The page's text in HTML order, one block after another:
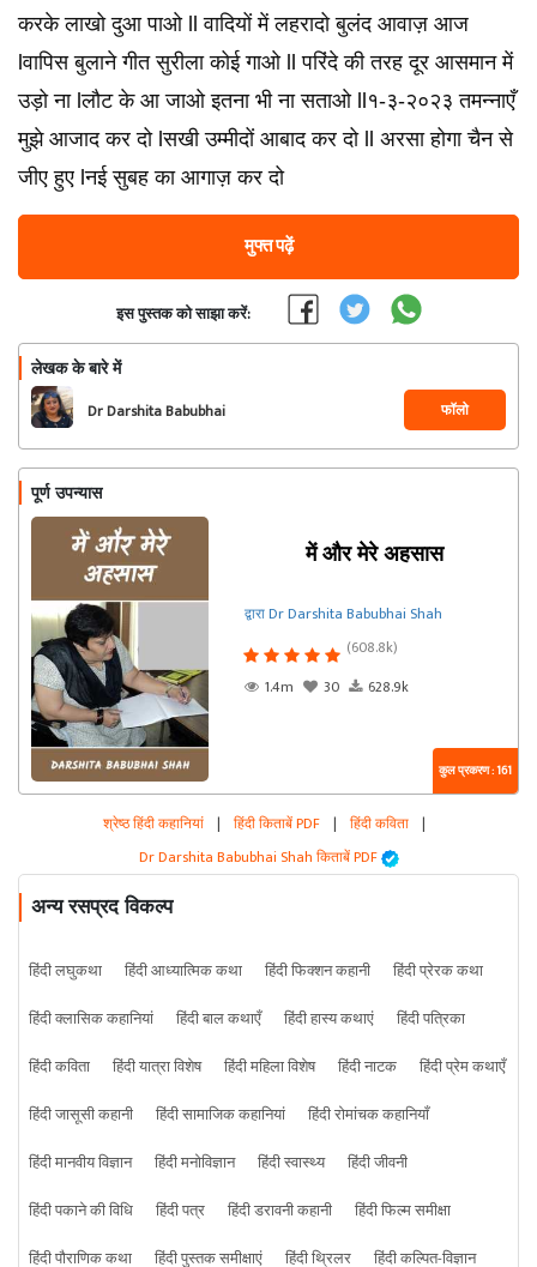
करके लाखो दुआ पाओ ll वादियों में लहरादो बुलंद आवाज़ आज
lवापिस बुलाने गीत सुरीला कोई गाओ ll परिंदे की तरह दूर आसमान में
उड़ो ना lलौट के आ जाओ इतना भी ना सताओ ll१-३-२०२३ तमन्नाएँ
मुझे आजाद कर दो lसखी उम्मीदों आबाद कर दो ll अरसा होगा चैन से
जीए हुए lनई सुबह का आगाज़ कर दो
मुफ्त पढ़ें
इस पुस्तक को साझा करें:
लेखक के बारे में
Dr Darshita Babubhai
Shah
फॉलो
पूर्ण उपन्यास
में और मेरे अहसास
द्वारा Dr Darshita Babubhai Shah
(608.8k)
1.4m
30 628.9k
कुल प्रकरण : 161
श्रेष्ठ हिंदी कहानियां | हिंदी किताबें PDF | हिंदी कविता |
Dr Darshita Babubhai Shah किताबें PDF
अन्य रसप्रद विकल्प
हिंदी लघुकथा हिंदी आध्यात्मिक कथा हिंदी फिक्शन कहानी
हिंदी प्रेरक कथा
हिंदी क्लासिक कहानियां
हिंदी बाल कथाएँ हिंदी हास्य कथाएं
हिंदी पत्रिका
हिंदी कविता
हिंदी यात्रा विशेष हिंदी महिला विशेष हिंदी नाटक
हिंदी प्रेम कथाएँ
हिंदी जासूसी कहानी
हिंदी सामाजिक कहानियां
हिंदी रोमांचक कहानियाँ
हिंदी मानवीय विज्ञान
हिंदी मनोविज्ञान हिंदी स्वास्थ्य
हिंदी जीवनी
हिंदी पकाने की विधि
हिंदी पत्र हिंदी डरावनी कहानी
हिंदी फिल्म समीक्षा
हिंदी पौराणिक कथा
हिंदी पुस्तक समीक्षाएं हिंदी थ्रिलर हिंदी कल्पित-विज्ञान